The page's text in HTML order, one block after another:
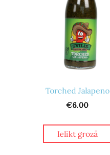
Torched Jalapeno
€6.00
Ielikt grozā